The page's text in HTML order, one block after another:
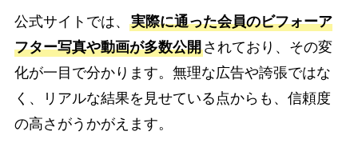
公式サイトでは、 実際に通った会員のビフォーア
フター写真や動画が多数公開されており、その変
化が一目で分かります。無理な広告や誇張ではな
く、リアルな結果を見せている点からも、信頼度
の高さがうかがえます。